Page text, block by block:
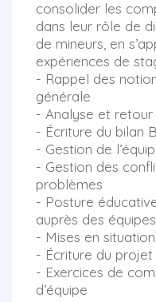
consolider les
dans leur rôle de
de mineurs, en
expériences de
- Rappel des
générale
- Analyse et
- Écriture du bilan
- Gestion de
- Gestion des
problèmes
- Posture
auprès des équipes
- Mises en
- Écriture du
- Exercices de
d’équipe